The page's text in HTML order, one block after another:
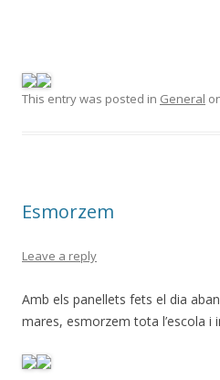
This entry was posted in General
Esmorzem
Leave a reply
Amb els panellets fets el dia
mares, esmorzem tota l’escola i